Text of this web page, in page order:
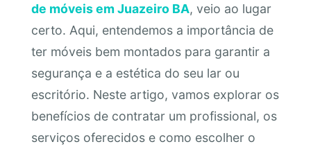
de móveis em Juazeiro BA, veio ao lugar
certo. Aqui, entendemos a importância de
ter móveis bem montados para garantir a
segurança e a estética do seu lar ou
escritório. Neste artigo, vamos explorar os
benefícios de contratar um profissional, os
serviços oferecidos e como escolher o